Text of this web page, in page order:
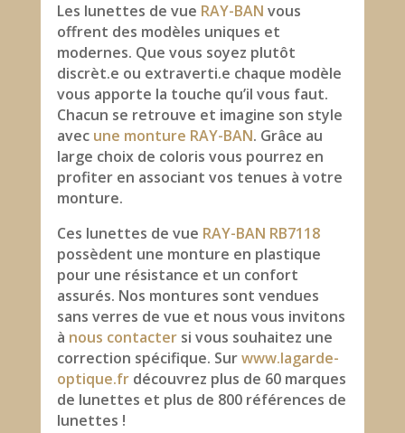
Les lunettes de vue RAY-BAN vous
offrent des modèles uniques et
modernes. Que vous soyez plutôt
discrèt.e ou extraverti.e chaque modèle
vous apporte la touche qu’il vous faut.
Chacun se retrouve et imagine son style
avec une monture RAY-BAN. Grâce au
large choix de coloris vous pourrez en
profiter en associant vos tenues à votre
monture.
Ces lunettes de vue RAY-BAN RB7118
possèdent une monture en plastique
pour une résistance et un confort
assurés. Nos montures sont vendues
sans verres de vue et nous vous invitons
à nous contactersi vous souhaitez une
correction spécifique. Surwww.lagarde-
optique.frdécouvrez plus de 60 marques
de lunettes et plus de 800 références de
lunettes !